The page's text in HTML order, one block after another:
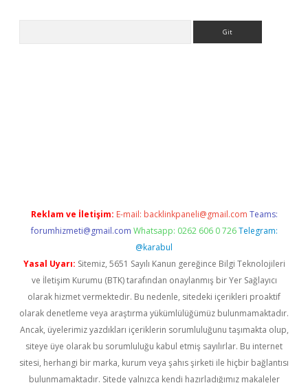
Reklam ve İletişim: E-mail: backlinkpaneli@gmail.com Teams:
forumhizmeti@gmail.com Whatsapp: 0262 606 0 726 Telegram:
@karabul
Yasal Uyarı: Sitemiz, 5651 Sayılı Kanun gereğince Bilgi Teknolojileri
ve İletişim Kurumu (BTK) tarafından onaylanmış bir Yer Sağlayıcı
olarak hizmet vermektedir. Bu nedenle, sitedeki içerikleri proaktif
olarak denetleme veya araştırma yükümlülüğümüz bulunmamaktadır.
Ancak, üyelerimiz yazdıkları içeriklerin sorumluluğunu taşımakta olup,
siteye üye olarak bu sorumluluğu kabul etmiş sayılırlar. Bu internet
sitesi, herhangi bir marka, kurum veya şahıs şirketi ile hiçbir bağlantısı
bulunmamaktadır. Sitede yalnızca kendi hazırladığımız makaleler